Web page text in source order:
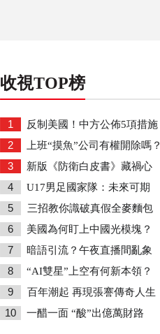
收視TOP榜
1 反制美國！中方公佈5項措施
2 上班“摸魚”公司有權開除嗎？
3 新版《防衛白皮書》藏禍心
4 U17男足國家隊：未來可期
5 三招教你識破真假全麥麵包
6 美國為何盯上中國光模塊？
7 暗語引流？午夜直播間亂象
8 “AI雙星”上空有何新本領？
9 百年潮起 再現張謇傳奇人生
10 一醋一面 “酸”出億萬財路